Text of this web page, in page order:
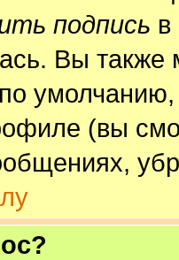
подпись
Вы также
(вы